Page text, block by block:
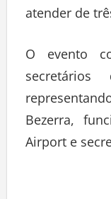
atender de
O evento
Bezerra,
Airport e